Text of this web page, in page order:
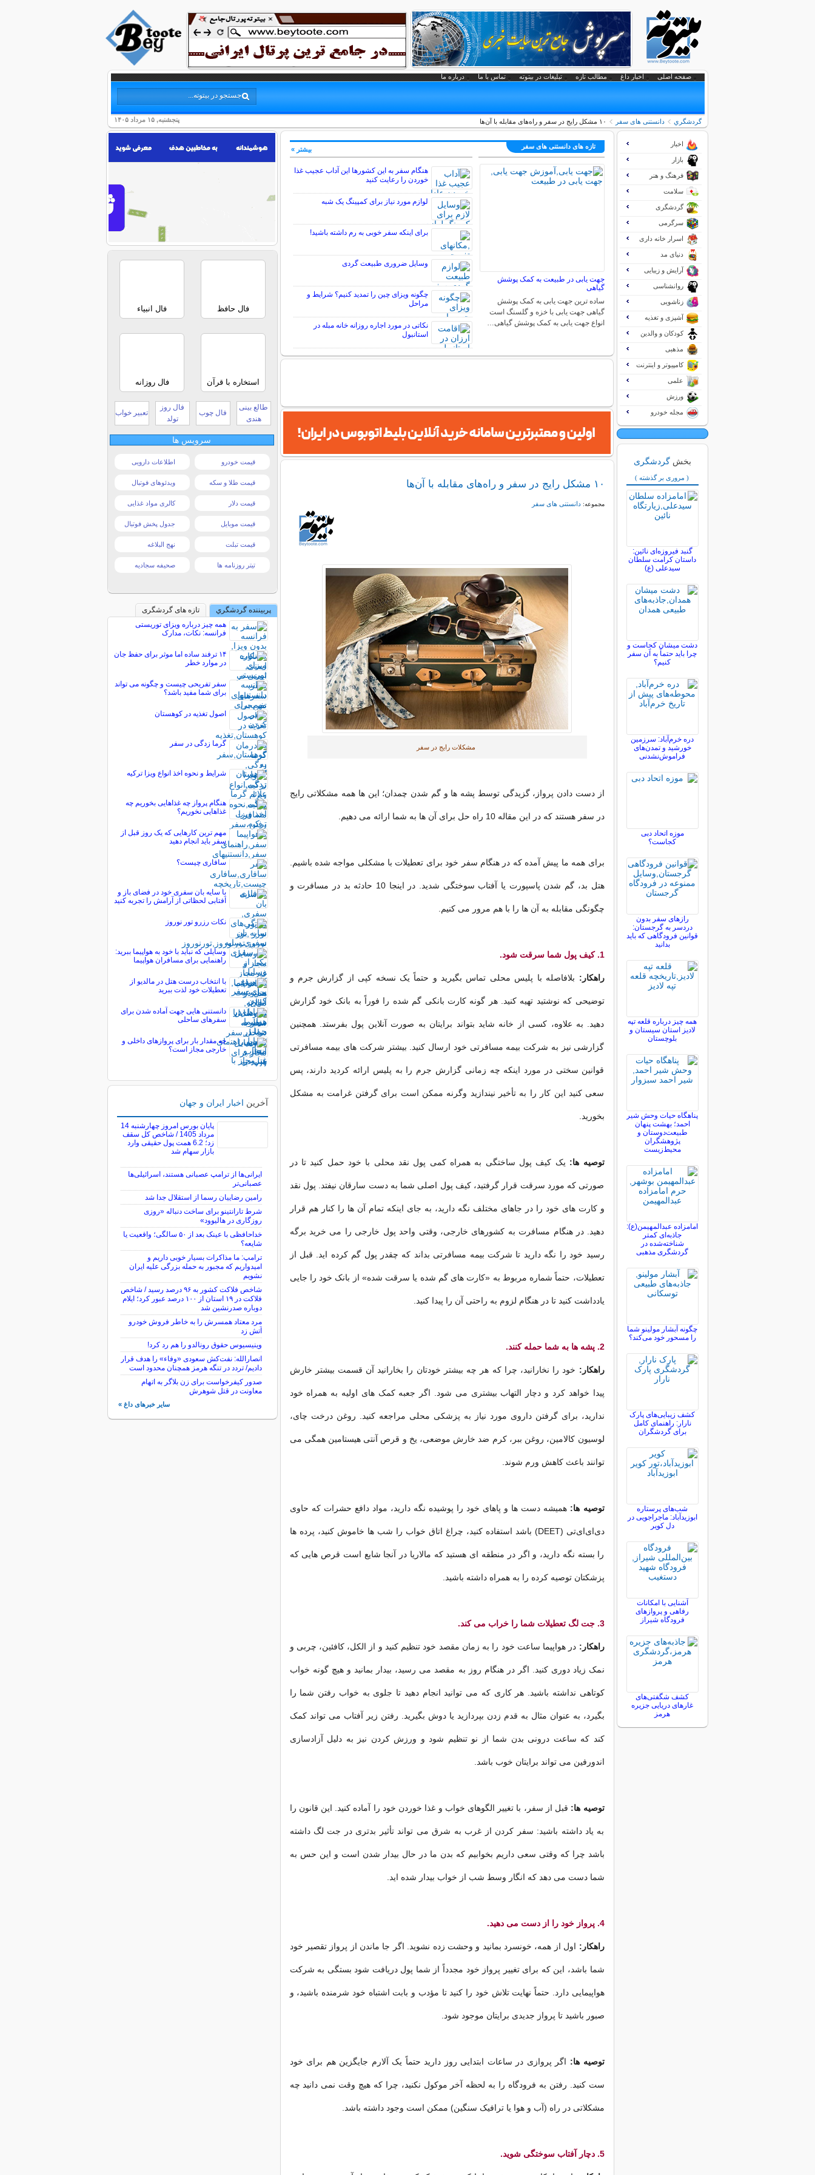
صفحه اصلی اخبار داغ مطالب تازه تبلیغات در بیتوته تماس با ما درباره ما
پنجشنبه, ۱۵ مرداد ۱۴۰۵ گردشگري دانستنی های سفر ۱۰ مشکل رایج در سفر و راه‌های مقابله با آن‌ها
تازه های دانستنی های سفر
جهت یابی در طبیعت به کمک پوشش
گیاهی
ساده ترین جهت یابی به کمک پوشش
گیاهی جهت یابی با خزه و گلسنگ است
انواع جهت یابی به کمک پوشش گیاهی…
هنگام سفر به این کشورها این آداب عجیب غذا
خوردن را رعایت کنید
لوازم مورد نیاز برای کمپینگ یک شبه
برای اینکه سفر خوبی به رم داشته باشید!
وسایل ضروری طبیعت گردی
چگونه ویزای چین را تمدید کنیم؟ شرایط و
مراحل
نکاتی در مورد اجاره روزانه خانه مبله در
استانبول
بیشتر »
۱۰ مشکل رایج در سفر و راه‌های مقابله با آن‌ها
مجموعه:دانستنی های سفر
مشکلات رایج در سفر
از دست دادن پرواز، گزیدگی توسط پشه ها و گم شدن چمدان؛ این ها همه مشکلاتی رایج
در سفر هستند که در این مقاله 10 راه حل برای آن ها به شما ارائه می دهیم.
برای همه ما پیش آمده که در هنگام سفر خود برای تعطیلات با مشکلی مواجه شده باشیم.
هتل بد، گم شدن پاسپورت یا آفتاب سوختگی شدید. در اینجا 10 حادثه بد در مسافرت و
چگونگی مقابله به آن ها را با هم مرور می کنیم.
1. کیف پول شما سرقت شود.
راهکار: بلافاصله با پلیس محلی تماس بگیرید و حتماً یک نسخه کپی از گزارش جرم و
توضیحی که نوشتید تهیه کنید. هر گونه کارت بانکی گم شده را فوراً به بانک خود گزارش
دهید. به علاوه، کسی از خانه شاید بتواند برایتان به صورت آنلاین پول بفرستد. همچنین
گزارشی نیز به شرکت بیمه مسافرتی خود ارسال کنید. بیشتر شرکت های بیمه مسافرتی
قوانین سختی در مورد اینکه چه زمانی گزارش جرم را به پلیس ارائه کردید دارند، پس
سعی کنید این کار را به تأخیر نیندازید وگرنه ممکن است برای گرفتن غرامت به مشکل
بخورید.
توصیه ها: یک کیف پول ساختگی به همراه کمی پول نقد محلی با خود حمل کنید تا در
صورتی که مورد سرقت قرار گرفتید، کیف پول اصلی شما به دست سارقان نیفتد. پول نقد
و کارت های خود را در جاهای مختلف نگه دارید، به جای اینکه تمام آن ها را کنار هم قرار
دهید. در هنگام مسافرت به کشورهای خارجی، وقتی واحد پول خارجی را می خرید برگه
رسید خود را نگه دارید تا شرکت بیمه مسافرتی بداند که چقدر پول گم کرده اید. قبل از
تعطیلات، حتماً شماره مربوط به «کارت های گم شده یا سرقت شده» از بانک خود را جایی
یادداشت کنید تا در هنگام لزوم به راحتی آن را پیدا کنید.
2. پشه ها به شما حمله کنند.
راهکار: خود را نخارانید، چرا که هر چه بیشتر خودتان را بخارانید آن قسمت بیشتر خارش
پیدا خواهد کرد و دچار التهاب بیشتری می شود. اگر جعبه کمک های اولیه به همراه خود
ندارید، برای گرفتن داروی مورد نیاز به پزشکی محلی مراجعه کنید. روغن درخت چای،
لوسیون کالامین، روغن ببر، کرم ضد خارش موضعی، یخ و قرص آنتی هیستامین همگی می
توانند باعث کاهش ورم شوند.
توصیه ها: همیشه دست ها و پاهای خود را پوشیده نگه دارید، مواد دافع حشرات که حاوی
دی‌ای‌ای‌تی (DEET) باشد استفاده کنید، چراغ اتاق خواب را شب ها خاموش کنید، پرده ها
را بسته نگه دارید، و اگر در منطقه ای هستید که مالاریا در آنجا شایع است قرص هایی که
پزشکتان توصیه کرده را به همراه داشته باشید.
3. جت لگ تعطیلات شما را خراب می کند.
راهکار: در هواپیما ساعت خود را به زمان مقصد خود تنظیم کنید و از الکل، کافئین، چربی و
نمک زیاد دوری کنید. اگر در هنگام روز به مقصد می رسید، بیدار بمانید و هیچ گونه خواب
کوتاهی نداشته باشید. هر کاری که می توانید انجام دهید تا جلوی به خواب رفتن شما را
بگیرد، به عنوان مثال به قدم زدن بپردازید یا دوش بگیرید. رفتن زیر آفتاب می تواند کمک
کند که ساعت درونی بدن شما از نو تنظیم شود و ورزش کردن نیز به دلیل آزادسازی
اندورفین می تواند برایتان خوب باشد.
توصیه ها: قبل از سفر، با تغییر الگوهای خواب و غذا خوردن خود را آماده کنید. این قانون را
به یاد داشته باشید: سفر کردن از غرب به شرق می تواند تأثیر بدتری در جت لگ داشته
باشد چرا که وقتی سعی داریم بخوابیم که بدن ما در حال بیدار شدن است و این حس به
شما دست می دهد که انگار وسط شب از خواب بیدار شده اید.
4. پرواز خود را از دست می دهید.
راهکار: اول از همه، خونسرد بمانید و وحشت زده نشوید. اگر جا ماندن از پرواز تقصیر خود
شما باشد، این که برای تغییر پرواز خود مجدداً از شما پول دریافت شود بستگی به شرکت
هواپیمایی دارد. حتماً نهایت تلاش خود را کنید تا مؤدب و بابت اشتباه خود شرمنده باشید، و
صبور باشید تا پرواز جدیدی برایتان موجود شود.
توصیه ها: اگر پروازی در ساعات ابتدایی روز دارید حتماً یک آلارم جایگزین هم برای خود
ست کنید. رفتن به فرودگاه را به لحظه آخر موکول نکنید، چرا که هیچ وقت نمی دانید چه
مشکلاتی در راه (آب و هوا یا ترافیک سنگین) ممکن است وجود داشته باشد.
5. دچار آفتاب سوختگی شوید.
اخبار
بازار
فرهنگ و هنر
سلامت
گردشگری
سرگرمی
اسرار خانه داری
دنیای مد
آرایش و زیبایی
روانشناسی
زناشویی
آشپزی و تغذیه
کودکان و والدین
مذهبی
کامپیوتر و اینترنت
علمی
ورزش
مجله خودرو
بخش گردشگری
( مروری بر گذشته )
گنبد فیروزه‌ای نائین:
داستان کرامت سلطان
سیدعلی (ع)
دشت میشان کجاست و
چرا باید حتماً به آن سفر
کنیم؟
دره خرم‌آباد: سرزمین
خورشید و تمدن‌های
فراموش‌نشدنی
موزه اتحاد دبی
کجاست؟
رازهای سفر بدون
دردسر به گرجستان:
قوانین فرودگاهی که باید
بدانید
همه چیز درباره قلعه تپه
لادیز استان سیستان و
بلوچستان
پناهگاه حیات وحش شیر
احمد؛ بهشت پنهان
طبیعت‌دوستان و
پژوهشگران
محیط‌زیست
امامزاده عبدالمهیمن(ع):
جاذبه‌ای کمتر
شناخته‌شده در
گردشگری مذهبی
چگونه آبشار مولینو شما
را مسحور خود می‌کند؟
کشف زیبایی‌های پارک
نارار: راهنمای کامل
برای گردشگران
شب‌های پرستاره
ابوزیدآباد: ماجراجویی در
دل کویر
آشنایی با امکانات
رفاهی و پروازهای
فرودگاه شیراز
کشف شگفتی‌های
غارهای دریایی جزیره
هرمز
فال حافظ فال انبیاء
استخاره با قرآن فال روزانه
طالع بینی
هندی
فال چوب
فال روز
تولد
تعبیر خواب
سرویس ها
قیمت خودرو اطلاعات دارویی
قیمت طلا و سکه ویدئوهای فوتبال
قیمت دلار کالری مواد غذایی
قیمت موبایل جدول پخش فوتبال
قیمت تبلت نهج البلاغه
تیتر روزنامه ها صحیفه سجادیه
پربیننده گردشگري
تازه های گردشگری
همه چیز درباره ویزای توریستی
فرانسه: نکات، مدارک
۱۴ ترفند ساده اما موثر برای حفظ جان
در موارد خطر
سفر تفریحی چیست و چگونه می تواند
برای شما مفید باشد؟
اصول تغذیه در کوهستان
گرما زدگی در سفر
شرایط و نحوه اخذ انواع ویزا ترکیه
هنگام پرواز چه غذاهایی بخوریم چه
غذاهایی نخوریم؟
مهم ترین کارهایی که یک روز قبل از
سفر باید انجام دهید
سافاری چیست؟
با سایه بان سفری خود در فضای باز و
آفتابی لحظاتی از آرامش را تجربه کنید
نکات رزرو تور نوروز
وسایلی که نباید با خود به هواپیما ببرید:
راهنمایی برای مسافران هواپیما
با انتخاب درست هتل در مالدیو از
تعطیلات خود لذت ببرید
دانستنی هایی جهت آماده شدن برای
سفرهای ساحلی
چه مقدار بار برای پروازهای داخلی و
خارجی مجاز است؟
آخرین اخبار ایران و جهان
پایان بورس امروز چهارشنبه 14
مرداد 1405 / شاخص کل سقف
زد؛ 6.2 همت پول حقیقی وارد
بازار سهام شد
ایرانی‌ها از ترامپ عصبانی هستند، اسرائیلی‌ها
عصبانی‌تر
رامین رضاییان رسما از استقلال جدا شد
شرط تارانتینو برای ساخت دنباله «روزی
روزگاری در هالیوود»
خداحافظی با عینک بعد از ۵۰ سالگی؛ واقعیت یا
شایعه؟
ترامپ: ما مذاکرات بسیار خوبی داریم و
امیدواریم که مجبور به حمله بزرگی علیه ایران
نشویم
شاخص فلاکت کشور به ۹۶ درصد رسید / شاخص
فلاکت در ۱۹ استان از ۱۰۰ درصد عبور کرد؛ ایلام
دوباره صدرنشین شد
مرد معتاد همسرش را به خاطر فروش خودرو
آتش زد
وینیسیوس حقوق رونالدو را هم رد کرد!
انصارالله: نفت‌کش سعودی «وفاء» را هدف قرار
دادیم/ تردد در تنگه هرمز همچنان محدود است
صدور کیفرخواست برای زن بلاگر به اتهام
معاونت در قتل شوهرش
سایر خبرهای داغ »